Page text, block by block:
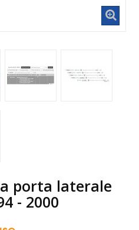
porta laterale
- 2000